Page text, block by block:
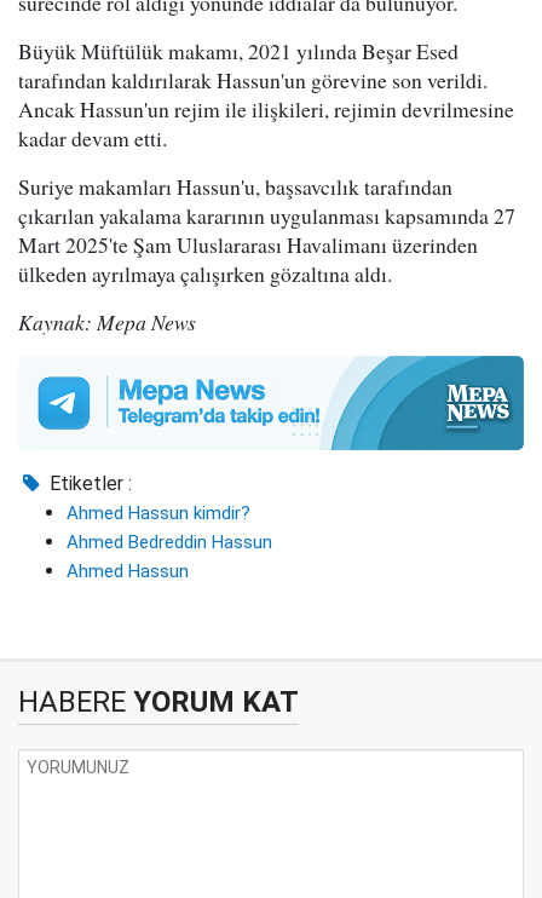
Büyük Müftülük makamı, 2021 yılında Beşar Esed
tarafından kaldırılarak Hassun'un görevine son verildi.
Ancak Hassun'un rejim ile ilişkileri, rejimin devrilmesine
kadar devam etti.
Suriye makamları Hassun'u, başsavcılık tarafından
çıkarılan yakalama kararının uygulanması kapsamında 27
Mart 2025'te Şam Uluslararası Havalimanı üzerinden
ülkeden ayrılmaya çalışırken gözaltına aldı.
Kaynak: Mepa News
Etiketler :
Ahmed Hassun kimdir?
Ahmed Bedreddin Hassun
Ahmed Hassun
HABERE YORUM KAT